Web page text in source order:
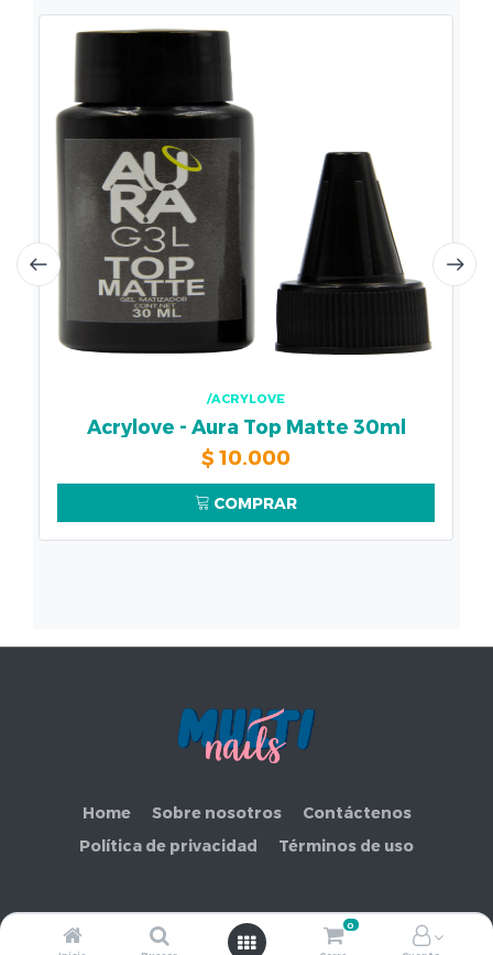
0
/ACRYLOVE
Acrylove - Aura Top Matte 30ml
$10.000
COMPRAR
Home Sobre nosotros
Contáctenos
Política de privacidad
Términos de uso
Copyright ©COMERCIAL MAKEMORE LIMITADA